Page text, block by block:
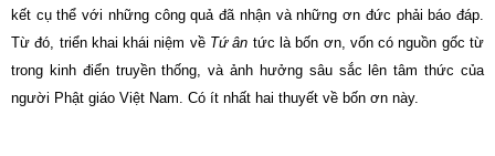
kết cụ thể với những công quả đã nhận và những ơn đức phải báo đáp.
Từ đó, triển khai khái niệm về Tứ ân tức là bốn ơn, vốn có nguồn gốc từ
trong kinh điển truyền thống, và ảnh hưởng sâu sắc lên tâm thức của
người Phật giáo Việt Nam. Có ít nhất hai thuyết về bốn ơn này.